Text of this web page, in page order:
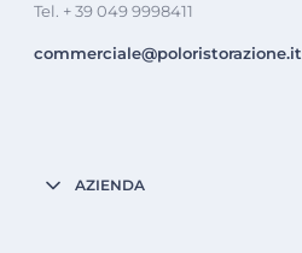
Tel. + 39 049 9998411
commerciale@poloristorazione.it
AZIENDA